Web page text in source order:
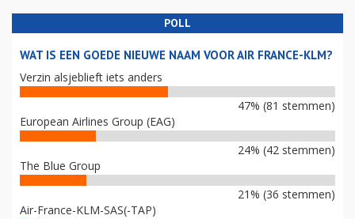
POLL
WAT IS EEN GOEDE NIEUWE NAAM VOOR AIR FRANCE-KLM?
Verzin alsjeblieft iets anders
47% (81 stemmen)
European Airlines Group (EAG)
24% (42 stemmen)
The Blue Group
21% (36 stemmen)
Air-France-KLM-SAS(-TAP)